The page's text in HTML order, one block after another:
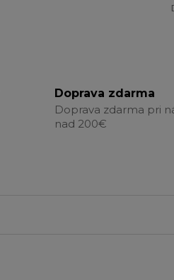
Doprava zdarma
Doprava zdarma pri
nad 200€